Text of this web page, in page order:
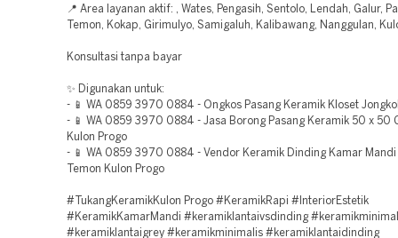
📍 Area layanan aktif: , Wates, Pengasih, Sentolo, Lendah, Galur,
Temon, Kokap, Girimulyo, Samigaluh, Kalibawang, Nanggulan,
Konsultasi tanpa bayar
✨ Digunakan untuk:
- 📱 WA 0859 3970 0884 - Ongkos Pasang Keramik Kloset
- 📱 WA 0859 3970 0884 - Jasa Borong Pasang Keramik 50 x 50
Kulon Progo
- 📱 WA 0859 3970 0884 - Vendor Keramik Dinding Kamar
Temon Kulon Progo
#TukangKeramikKulon Progo #KeramikRapi #InteriorEstetik
#KeramikKamarMandi #keramiklantaivsdinding
#keramiklantaigrey #keramikminimalis #keramiklantaidinding